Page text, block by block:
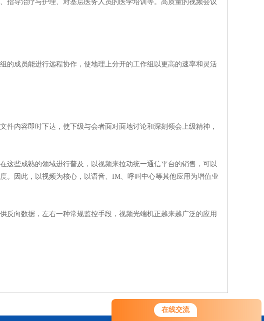
在线交流
导治疗与护理、对基层医务人员的医学培训等。高质量的视频会议
成员能进行远程协作，使地理上分开的工作组以更高的速率和灵活
内容即时下达，使下级与会者面对面地讨论和深刻领会上级精神，
些成熟的领域进行普及，以视频来拉动统一通信平台的销售，可以
。因此，以视频为核心，以语音、IM、呼叫中心等其他应用为增值业
向数据，左右一种常规监控手段，视频光端机正越来越广泛的应用